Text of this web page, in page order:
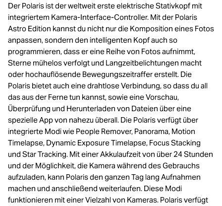
Der Polaris ist der weltweit erste elektrische Stativkopf mit
integriertem Kamera-Interface-Controller. Mit der Polaris
Astro Edition kannst du nicht nur die Komposition eines Fotos
anpassen, sondern den intelligenten Kopf auch so
programmieren, dass er eine Reihe von Fotos aufnimmt,
Sterne mühelos verfolgt und Langzeitbelichtungen macht
oder hochauflösende Bewegungszeitraffer erstellt. Die
Polaris bietet auch eine drahtlose Verbindung, so dass du all
das aus der Ferne tun kannst, sowie eine Vorschau,
Überprüfung und Herunterladen von Dateien über eine
spezielle App von nahezu überall. Die Polaris verfügt über
integrierte Modi wie People Remover, Panorama, Motion
Timelapse, Dynamic Exposure Timelapse, Focus Stacking
und Star Tracking. Mit einer Akkulaufzeit von über 24 Stunden
und der Möglichkeit, die Kamera während des Gebrauchs
aufzuladen, kann Polaris den ganzen Tag lang Aufnahmen
machen und anschließend weiterlaufen. Diese Modi
funktionieren mit einer Vielzahl von Kameras. Polaris verfügt